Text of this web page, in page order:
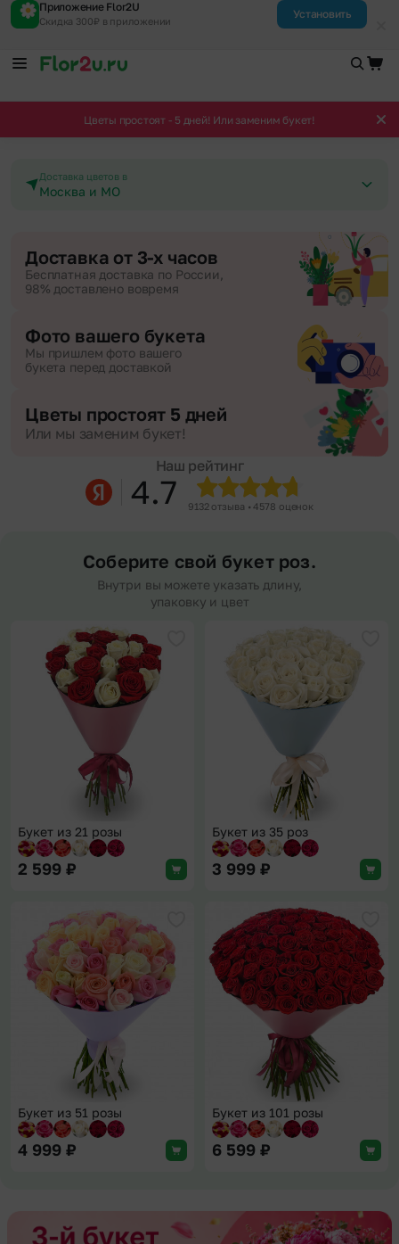
Приложение Flor2U
Скидка 300₽ в приложении
Установить
Цветы простоят - 5 дней! Или заменим букет!
Доставка цветов в
Москва и МО
Доставка от 3-х часов
Бесплатная доставка по России,
98% доставлено вовремя
Фото вашего букета
Мы пришлем фото вашего
букета перед доставкой
Цветы простоят 5 дней
Или мы заменим букет!
Наш рейтинг
4.7 9132 отзыва • 4578 оценок
Соберите свой букет роз.
Внутри вы можете указать длину,
упаковку и цвет
Добавить в избранное
Букет из 21 розы
2 599 ₽
Букет из 35 роз
3 999 ₽
Добавить в избранное
Букет из 51 розы
4 999 ₽
Букет из 101 розы
6 599 ₽